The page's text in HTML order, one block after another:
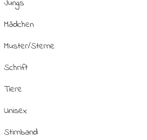
Jungs
Mädchen
Muster/Sterne
Schrift
Tiere
Unisex
Stirnband